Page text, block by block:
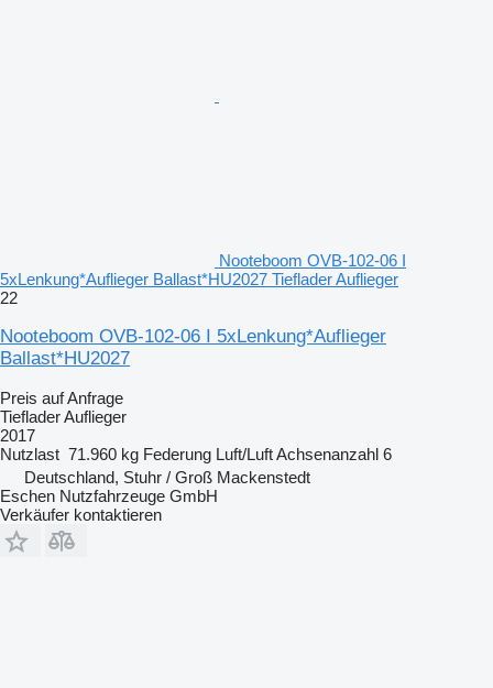
Nooteboom OVB-102-06 I
5xLenkung*Auflieger Ballast*HU2027 Tieflader Auflieger
22
Nooteboom OVB-102-06 I 5xLenkung*Auflieger
Ballast*HU2027
Preis auf Anfrage
Tieflader Auflieger
2017
Nutzlast 71.960 kg Federung Luft/LuftAchsenanzahl 6
Deutschland, Stuhr / Groß Mackenstedt
Eschen Nutzfahrzeuge GmbH
Verkäufer kontaktieren